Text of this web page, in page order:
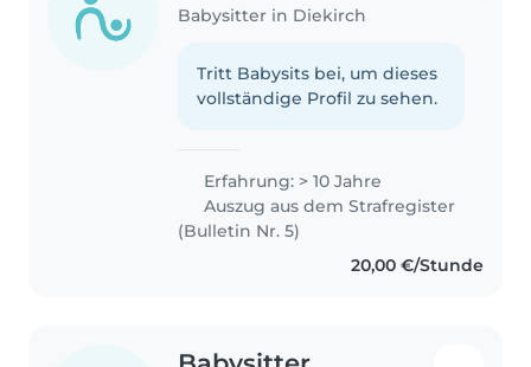
Babysitter in Diekirch
Tritt Babysits bei, um dieses
vollständige Profil zu sehen.
Erfahrung: > 10 Jahre
Auszug aus dem Strafregister
(Bulletin Nr. 5)
20,00 €/Stunde